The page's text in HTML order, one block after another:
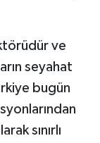
ve
seyahat
bugün
sınırlı